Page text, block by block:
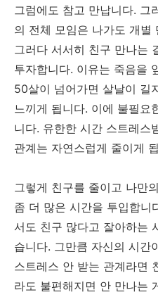
그럼에도 참고 만납니다. 그
의 전체 모임은 나가도 개별
그러다 서서히 친구 만나는
투자합니다. 이유는 죽음을
50살이 넘어가면 살날이 길
느끼게 됩니다. 이에 불필요
니다. 유한한 시간 스트레스
관계는 자연스럽게 줄이게
그렇게 친구를 줄이고 나만
좀 더 많은 시간을 투입합니
서도 친구 많다고 잘아하는
습니다. 그만큼 자신의 시간
스트레스 안 받는 관계라면
라도 불편해지면 안 만나는